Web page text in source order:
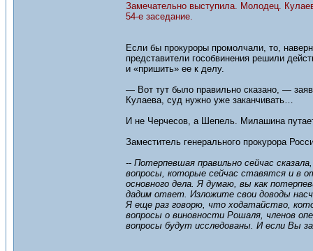
Замечательно выступила. Молодец.
54-е заседание.
Если бы прокуроры промолчали, то,
представители гособвинения решили
и «пришить» ее к делу.
— Вот тут было правильно сказано, —
Кулаева, суд нужно уже заканчивать…
И не Черчесов, а Шепель. Милашина
Заместитель генерального прокурора
-- Потерпевшая правильно сейчас
вопросы, которые сейчас ставятся и в
основного дела. Я думаю, вы как
дадим ответ. Изложите свои доводы
Я еще раз говорю, что ходатайство,
вопросы о виновности Рошаля, членов
вопросы будут исследованы. И если Вы